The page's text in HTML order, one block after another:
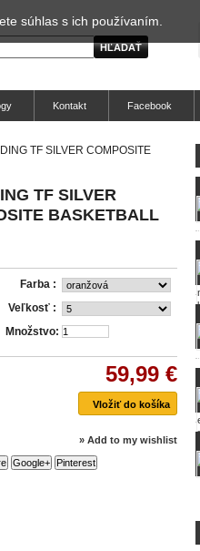
Kontakt Facebook
TF SILVER COMPOSITE
TF SILVER
BASKETBALL
Farba :
Veľkosť :
Množstvo:
59,99 €
» Add to my wishlist
Google+ Pinterest
súhlas s ich používaním.